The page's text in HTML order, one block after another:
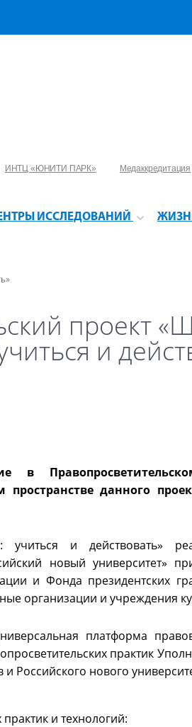
ИНТЦ «ЮНИТИ ПАРК» Медаккредитация
ИССЛЕДОВАНИЙ
проект
и
в
данного
учиться и действовать»
новый университет»
и Фонда президентских
организации и учреждения
платформа
практик
Российского нового
и технологий: